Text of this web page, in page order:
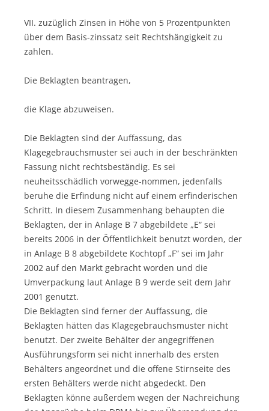
VII. zuzüglich Zinsen in Höhe von 5 Prozentpunkten
über dem Basis-zinssatz seit Rechtshängigkeit zu
zahlen.
Die Beklagten beantragen,
die Klage abzuweisen.
Die Beklagten sind der Auffassung, das
Klagegebrauchsmuster sei auch in der beschränkten
Fassung nicht rechtsbeständig. Es sei
neuheitsschädlich vorwegge-nommen, jedenfalls
beruhe die Erfindung nicht auf einem erfinderischen
Schritt. In diesem Zusammenhang behaupten die
Beklagten, der in Anlage B 7 abgebildete „E“ sei
bereits 2006 in der Öffentlichkeit benutzt worden, der
in Anlage B 8 abgebildete Kochtopf „F“ sei im Jahr
2002 auf den Markt gebracht worden und die
Umverpackung laut Anlage B 9 werde seit dem Jahr
2001 genutzt.
Die Beklagten sind ferner der Auffassung, die
Beklagten hätten das Klagegebrauchsmuster nicht
benutzt. Der zweite Behälter der angegriffenen
Ausführungsform sei nicht innerhalb des ersten
Behälters angeordnet und die offene Stirnseite des
ersten Behälters werde nicht abgedeckt. Den
Beklagten könne außerdem wegen der Nachreichung